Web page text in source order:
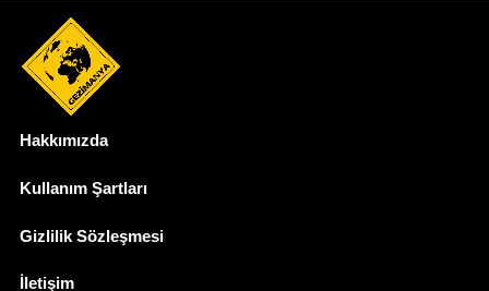
Hakkımızda
Kullanım Şartları
Gizlilik Sözleşmesi
İletişim